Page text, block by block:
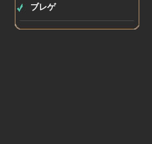
ブレゲ